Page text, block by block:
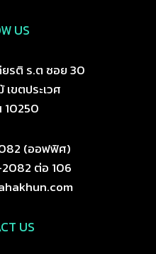
US
ยรติ ร.ต ซอย 30
ขตประเวศ
10250
(ออฟฟิศ)
ต่อ 106
US